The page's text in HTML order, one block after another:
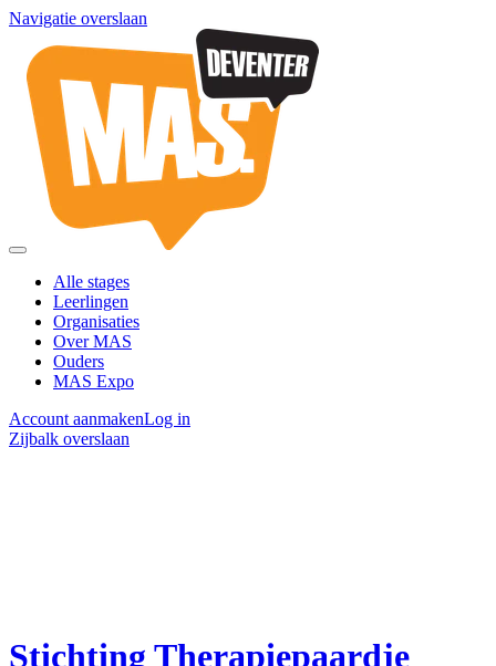
Navigatie overslaan
Alle stages
Leerlingen
Organisaties
Over MAS
Ouders
MAS Expo
Account aanmakenLog in
Zijbalk overslaan
Stichting Therapiepaardje